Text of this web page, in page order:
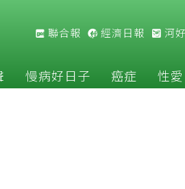
聯合報 經濟日報 河
慢病好日子 癌症 性愛